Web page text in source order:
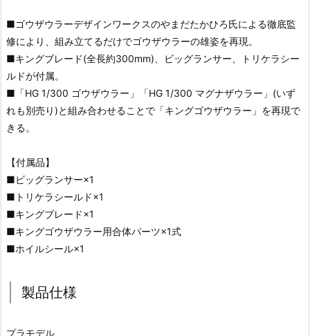
■ゴウザウラーデザインワークスのやまだたかひろ氏による徹底監
修により、組み立てるだけでゴウザウラーの雄姿を再現。
■キングブレード(全長約300mm)、ビッグランサー、トリケラシー
ルドが付属。
■「HG 1/300 ゴウザウラー」「HG 1/300 マグナザウラー」(いず
れも別売り)と組み合わせることで「キングゴウザウラー」を再現で
きる。
【付属品】
■ビッグランサー×1
■トリケラシールド×1
■キングブレード×1
■キングゴウザウラー用合体パーツ×1式
■ホイルシール×1
製品仕様
プラモデル